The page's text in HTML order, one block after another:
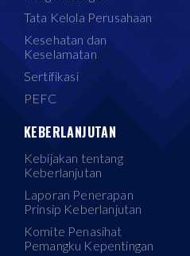
Tata Kelola Perusahaan
Kesehatan dan
Keselamatan
Sertifikasi
PEFC
KEBERLANJUTAN
Kebijakan tentang
Keberlanjutan
Laporan Penerapan
Prinsip Keberlanjutan
Komite Penasihat
Pemangku Kepentingan